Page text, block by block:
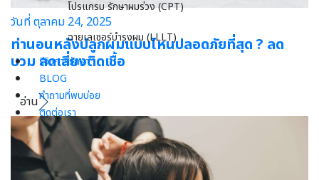
โปรแกรม รักษาผมร่วง (CPT)
ฉายเลเซอร์บำรุงผม (LLLT)
รีวิวการรักษา
BLOG
คำถามที่พบบ่อย
ติดต่อเรา
วันที่ ตุลาคม 24, 2025
ท่านอนหลังปลูกผมแบบไหนปลอดภัยที่สุด ? ลด
บวม ลดเสี่ยงติดเชื้อ
อ่าน